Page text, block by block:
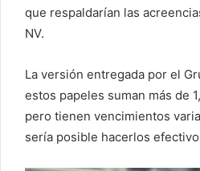
que respaldarían las
NV.
La versión entregada por el
estos papeles suman más de
pero tienen vencimientos
sería posible hacerlos